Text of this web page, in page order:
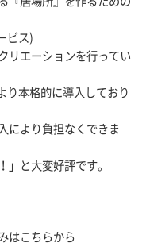
ビス)
リエーションを行ってい
り本格的に導入しており
により負担なくできま
と大変好評です。
はこちらから